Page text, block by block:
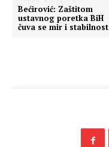
Bećirović: Zaštitom
ustavnog poretka BiH
čuva se mir i stabilnost